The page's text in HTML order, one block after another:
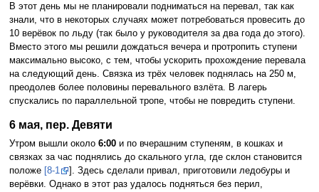
В этот день мы не планировали подниматься на перевал, так как
знали, что в некоторых случаях может потребоваться провесить до
10 верёвок по льду (так было у руководителя за два года до этого).
Вместо этого мы решили дождаться вечера и протропить ступени
максимально высоко, с тем, чтобы ускорить прохождение перевала
на следующий день. Связка из трёх человек поднялась на 250 м,
преодолев более половины перевального взлёта. В лагерь
спускались по параллельной тропе, чтобы не повредить ступени.
6 мая, пер. Девяти
Утром вышли около 6:00и по вчерашним ступеням, в кошках и
связках за час поднялись до скального угла, где склон становится
положе [8-1
]. Здесь сделали привал, приготовили ледобуры и
верёвки. Однако в этот раз удалось подняться без перил,